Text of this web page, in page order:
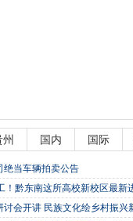
国内 国际
绝当车辆拍卖公告
！黔东南这所高校新校区最新
讨会开讲 民族文化绘乡村振兴